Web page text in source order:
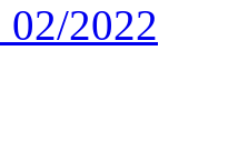
02/2022